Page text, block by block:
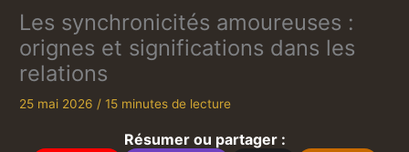
Les synchronicités amoureuses :
orignes et significations dans les
relations
25 mai 2026/15 minutes de lecture
Résumer ou partager :